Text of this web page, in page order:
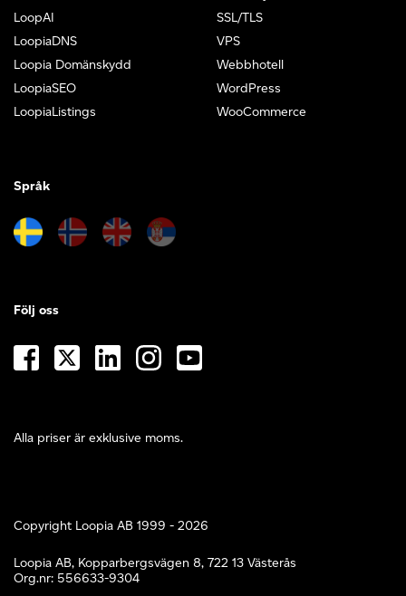
LoopAI
LoopiaDNS
Loopia Domänskydd
LoopiaSEO
LoopiaListings
SSL/TLS
VPS
Webbhotell
WordPress
WooCommerce
Språk
Alla priser är exklusive moms.
Följ oss
Copyright Loopia AB 1999 - 2026
Loopia AB, Kopparbergsvägen 8, 722 13 Västerås
Org.nr: 556633-9304